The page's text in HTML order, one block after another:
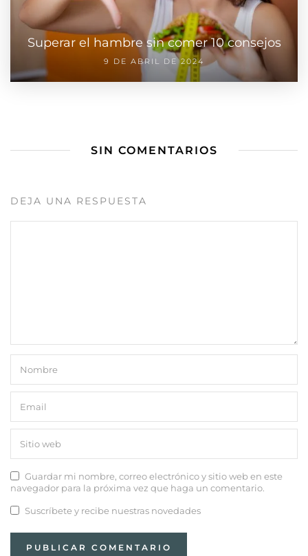
Superar el hambre sin comer 10 consejos
9 DE ABRIL DE 2024
SIN COMENTARIOS
DEJA UNA RESPUESTA
Guardar mi nombre, correo electrónico y sitio web en este
navegador para la próxima vez que haga un comentario.
Suscríbete y recibe nuestras novedades